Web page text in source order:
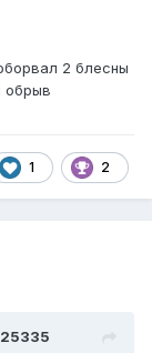
2 блесны
обрыв
1 2